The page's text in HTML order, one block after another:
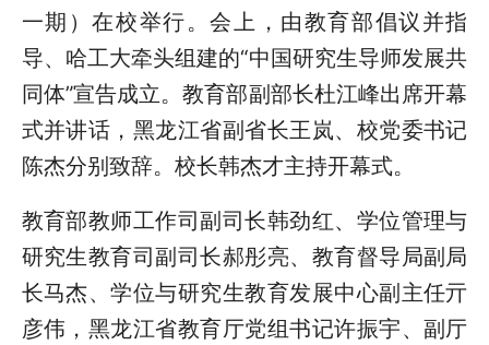
一期）在校举行。会上，由教育部倡议并指
导、哈工大牵头组建的“中国研究生导师发展共
同体”宣告成立。教育部副部长杜江峰出席开幕
式并讲话，黑龙江省副省长王岚、校党委书记
陈杰分别致辞。校长韩杰才主持开幕式。
教育部教师工作司副司长韩劲红、学位管理与
研究生教育司副司长郝彤亮、教育督导局副局
长马杰、学位与研究生教育发展中心副主任亓
彦伟，黑龙江省教育厅党组书记许振宇、副厅